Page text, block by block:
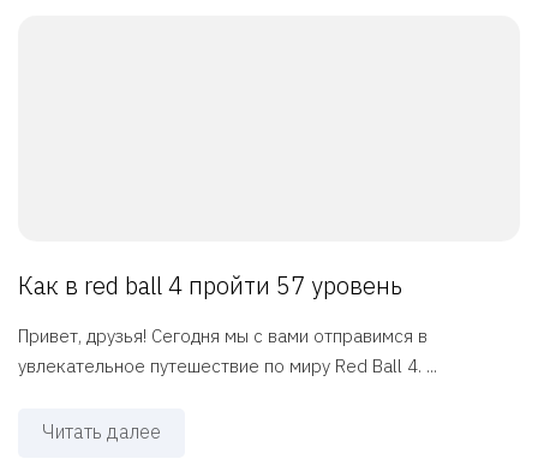
Как в red ball 4 пройти 57 уровень
Привет, друзья! Сегодня мы с вами отправимся в
увлекательное путешествие по миру Red Ball 4. ...
Читать далее